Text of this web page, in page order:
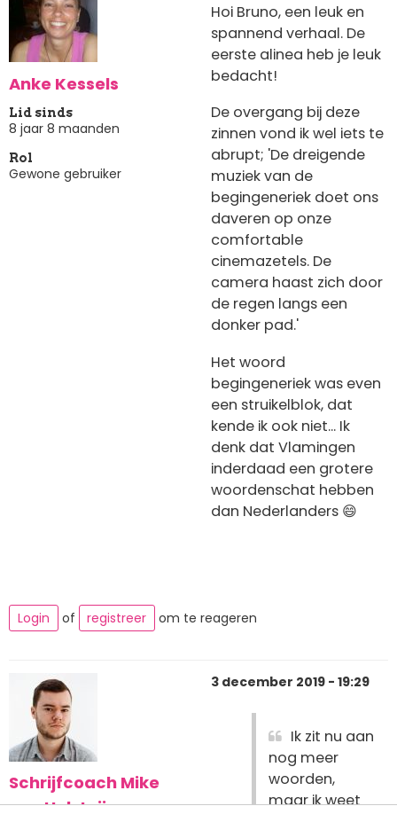
Anke Kessels
Lid sinds
8 jaar 8 maanden
Rol
Gewone gebruiker
Hoi Bruno, een leuk en
spannend verhaal. De
eerste alinea heb je leuk
bedacht!
De overgang bij deze
zinnen vond ik wel iets te
abrupt; 'De dreigende
muziek van de
begingeneriek doet ons
daveren op onze
comfortable
cinemazetels. De
camera haast zich door
de regen langs een
donker pad.'
Het woord
begingeneriek was even
een struikelblok, dat
kende ik ook niet... Ik
denk dat Vlamingen
inderdaad een grotere
woordenschat hebben
dan Nederlanders 😄
Login of registreer om te reageren
Schrijfcoach Mike
van Holsteijn
3 december 2019 - 19:29
Ik zit nu aan
nog meer
woorden,
maar ik weet